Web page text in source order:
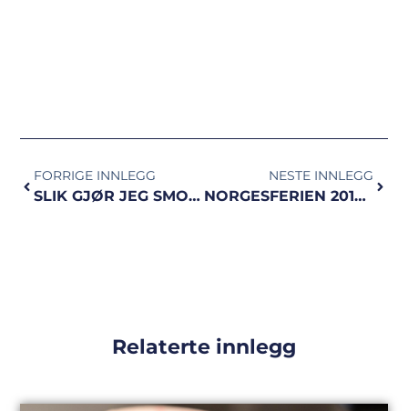
FORRIGE INNLEGG
SLIK GJØR JEG SMOOTHIEN SUNNERE
NESTE INNLEGG
NORGESFERIEN 2018 | ferien som har alt
Relaterte innlegg